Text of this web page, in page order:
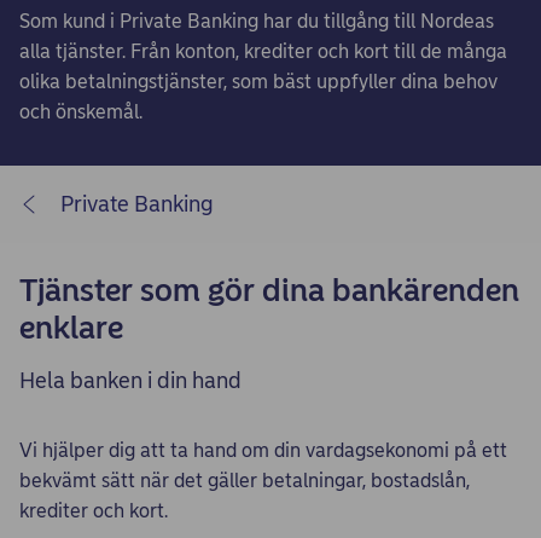
Som kund i Private Banking har du tillgång till Nordeas
alla tjänster. Från konton, krediter och kort till de många
olika betalningstjänster, som bäst uppfyller dina behov
och önskemål.
Private Banking
Tjänster som gör dina bankärenden
enklare
Hela banken i din hand
Vi hjälper dig att ta hand om din vardagsekonomi på ett
bekvämt sätt när det gäller betalningar, bostadslån,
krediter och kort.